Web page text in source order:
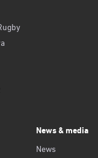
News & media
News